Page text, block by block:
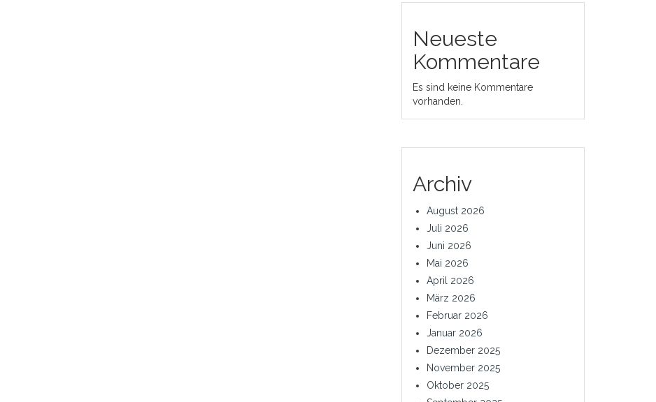
Neueste
Kommentare
Es sind keine Kommentare
vorhanden.
Archiv
August 2026
Juli 2026
Juni 2026
Mai 2026
April 2026
März 2026
Februar 2026
Januar 2026
Dezember 2025
November 2025
Oktober 2025